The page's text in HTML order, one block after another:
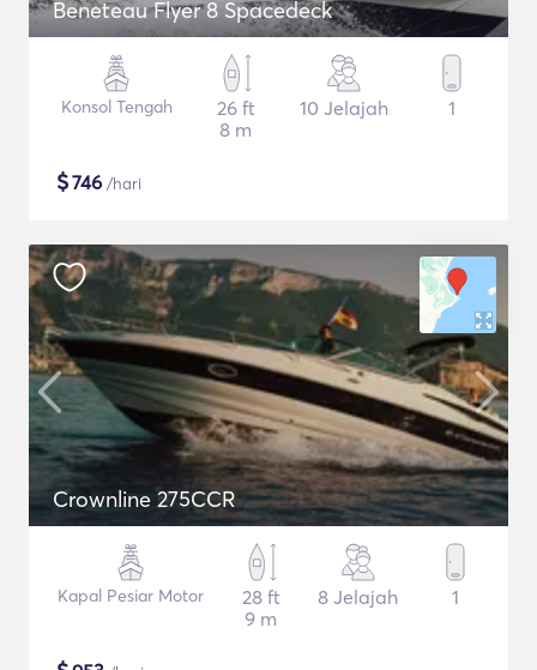
Beneteau Flyer 8 Spacedeck
Konsol Tengah
26 ft
8 m
10 Jelajah 1
$746 /hari
Crownline 275CCR
Kapal Pesiar Motor
28 ft
9 m
8 Jelajah 1